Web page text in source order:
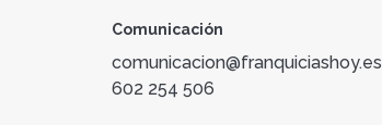
Comunicación
comunicacion@franquiciashoy.es
602 254 506